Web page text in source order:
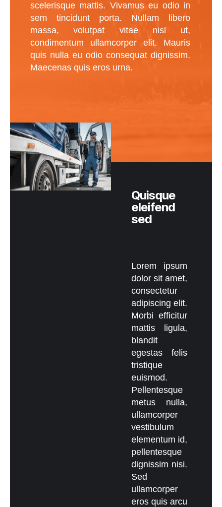
scelerisque mattis. Vivamus eu odio in
sem tincidunt porta. Nullam libero
massa, volutpat vitae nisl ut,
condimentum ullamcorper elit. Mauris
quis nulla eu odio consequat dignissim.
Maecenas quis eros urna.
Quisque
eleifend
sed
Lorem ipsum
dolor sit amet,
consectetur
adipiscing elit.
Morbi efficitur
mattis ligula,
blandit
egestas felis
tristique
euismod.
Pellentesque
metus nulla,
ullamcorper
vestibulum
elementum id,
pellentesque
dignissim nisi.
Sed
ullamcorper
eros quis arcu